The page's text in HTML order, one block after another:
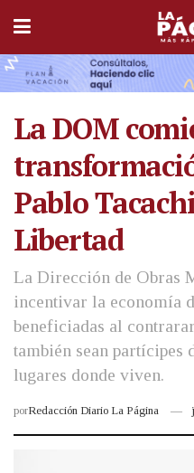
La DOM
Pablo
Libertad
La Dirección de Obras
incentivar la economía
beneficiadas al
también sean partícipes
lugares donde viven.
porRedacción Diario La Página